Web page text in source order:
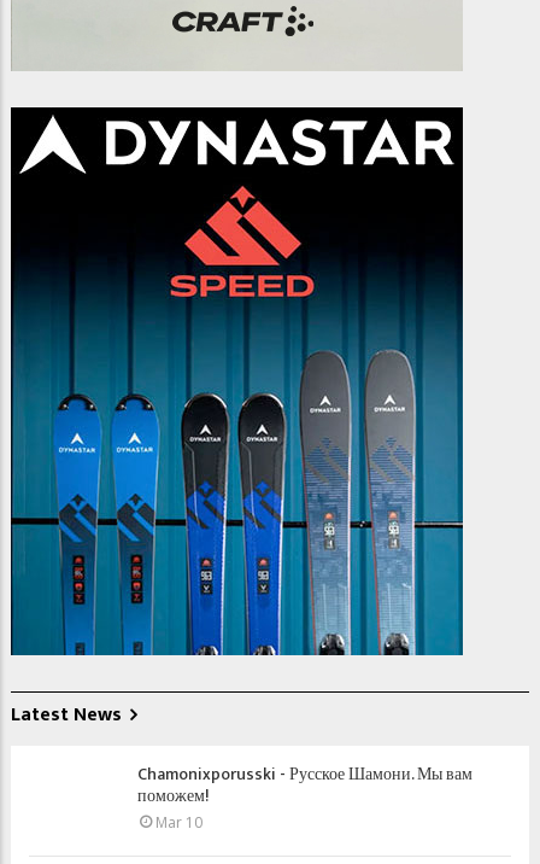
Latest News
Chamonixporusski - Русское Шамони. Мы вам
поможем!
Mar 10